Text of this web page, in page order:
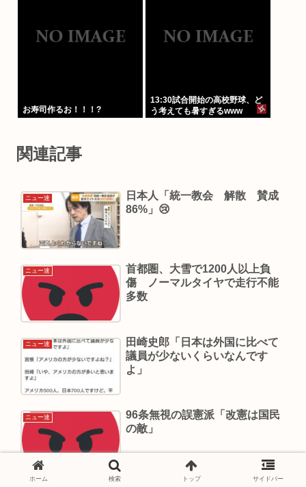
お寿司作るお！！！?
13:30試合開始の高校野球、ど
う考えても暑すぎるwww
関連記事
ニュー速
日本人「統一教会 解散 賛成
86%」😢
ニュー速
首都圏、大雪で1200人以上負
傷 ノーマルタイヤで走行不能
多数
ニュー速
田崎史郎「日本は外国に比べて
議員が少ないくらいなんです
よ」
ニュー速
96条無視の誤憲派「改憲は国民
の敵」
ホーム 検索 トップ サイドバー